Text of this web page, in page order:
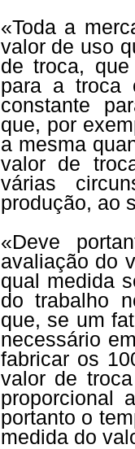
«Toda a
valor de uso
de troca,
para a troca
constante
que, por
a mesma
valor de
várias
produção, ao
«Deve
avaliação do
qual medida
do trabalho
que, se um
necessário
fabricar os
valor de
proporcional
portanto o
medida do